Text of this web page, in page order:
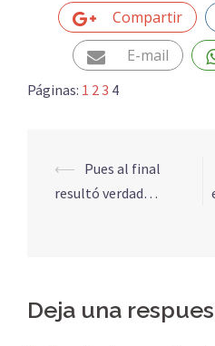
Compartir
E-mail
Páginas: 1 23 4
Navegación
de
⟵ Pues al final
resultó verdad…
Deja una